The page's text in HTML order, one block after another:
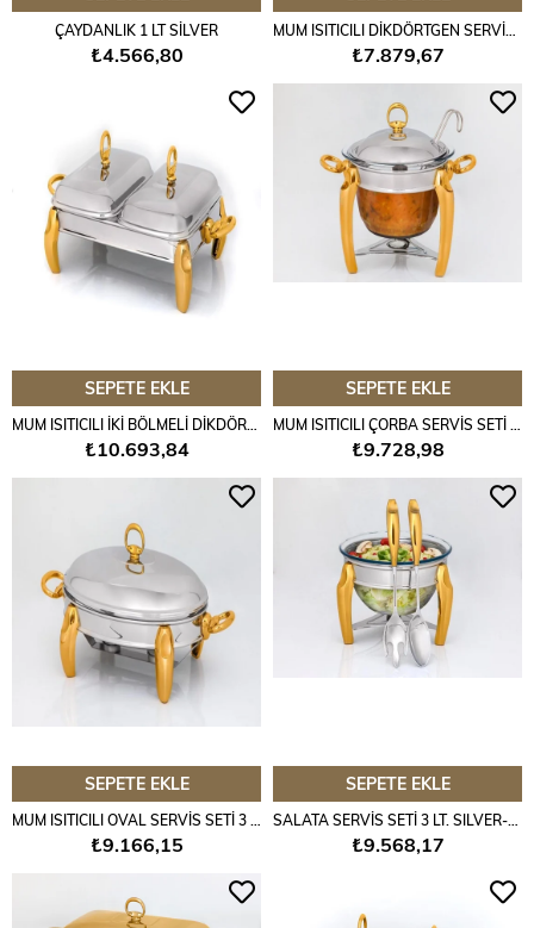
ÇAYDANLIK 1 LT SİLVER
₺4.566,80 ₺7.879,67
SEPETE EKLE
MUM ISITICILI İKİ BÖLMELİ DİKDÖRTGEN SERVİS SETİ SILVER-GOLD
₺10.693,84
SEPETE EKLE
MUM ISITICILI ÇORBA SERVİS SETİ 4 LT SILVER-GOLD
₺9.728,98
SEPETE EKLE
₺9.166,15
SEPETE EKLE
₺9.568,17